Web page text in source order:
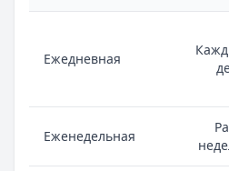
Ежедневная
Еженедельная